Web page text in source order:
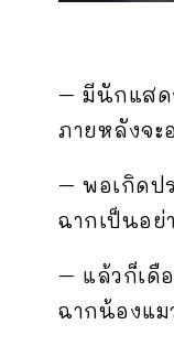
– มีนักแสด
ภายหลังจะ
– พอเกิดป
ฉากเป็นอย่
– แล้วก็เดื
ฉากน้องแ